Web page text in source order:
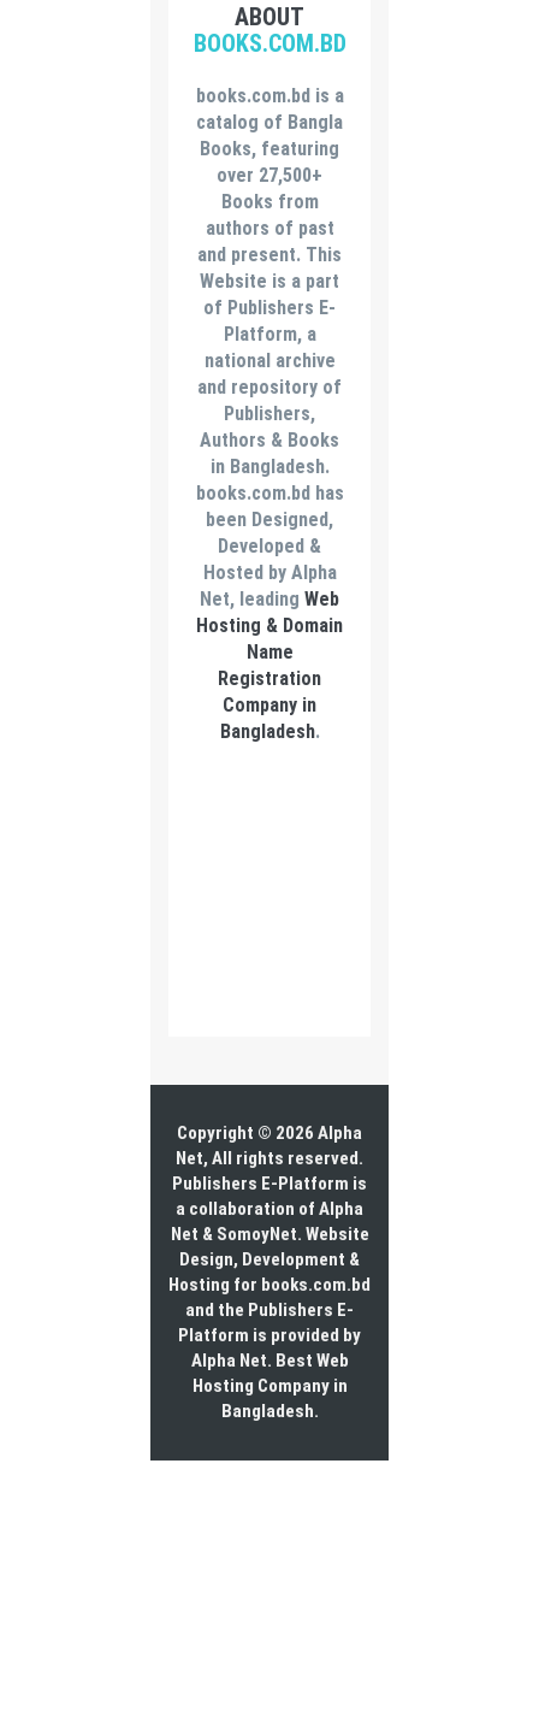
ABOUT
BOOKS.COM.BD
books.com.bd is a
catalog of Bangla
Books, featuring
over 27,500+
Books from
authors of past
and present. This
Website is a part
of Publishers E-
Platform, a
national archive
and repository of
Publishers,
Authors & Books
in Bangladesh.
books.com.bd has
been Designed,
Developed &
Hosted by Alpha
Net, leading Web
Hosting & Domain
Name
Registration
Company in
Bangladesh.
Copyright © 2026 Alpha
Net, All rights reserved.
Publishers E-Platform is
a collaboration of Alpha
Net & SomoyNet. Website
Design, Development &
Hosting for books.com.bd
and the Publishers E-
Platform is provided by
Alpha Net. Best Web
Hosting Company in
Bangladesh.